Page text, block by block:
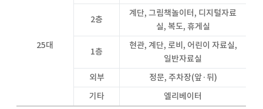
25대
2층
계단, 그림책놀이터, 디지털자료
실, 복도, 휴게실
1층
현관, 계단, 로비, 어린이 자료실,
일반자료실
외부
정문, 주차장(앞·뒤)
기타
엘리베이터